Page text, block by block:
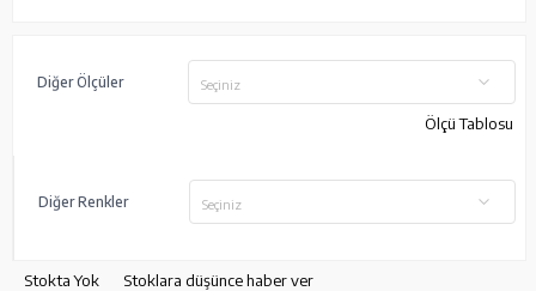
Diğer Ölçüler Seçiniz
Ölçü Tablosu
Diğer Renkler Seçiniz
Stokta Yok Stoklara düşünce haber ver